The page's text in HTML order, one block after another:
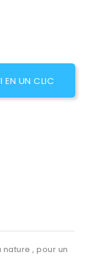
EN UN CLIC
, pour un